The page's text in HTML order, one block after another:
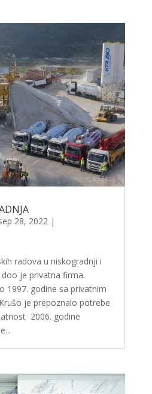
28, 2022|
radova u niskogradnji i
je privatna firma.
1997. godine sa privatnim
je prepoznalo potrebe
2006. godine